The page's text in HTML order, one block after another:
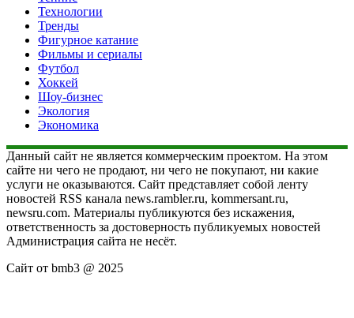
Технологии
Тренды
Фигурное катание
Фильмы и сериалы
Футбол
Хоккей
Шоу-бизнес
Экология
Экономика
Данный сайт не является коммерческим проектом. На этом
сайте ни чего не продают, ни чего не покупают, ни какие
услуги не оказываются. Сайт представляет собой ленту
новостей RSS канала news.rambler.ru, kommersant.ru,
newsru.com. Материалы публикуются без искажения,
ответственность за достоверность публикуемых новостей
Администрация сайта не несёт.
Сайт от bmb3 @ 2025